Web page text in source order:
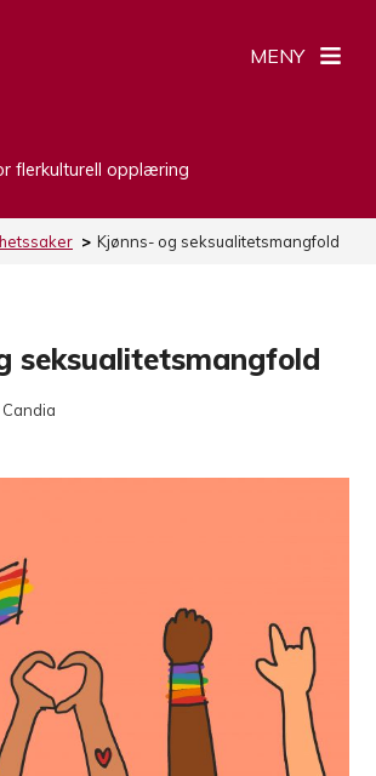
flerkulturell opplæring
MENY
> Kjønns- og seksualitetsmangfold
seksualitetsmangfold